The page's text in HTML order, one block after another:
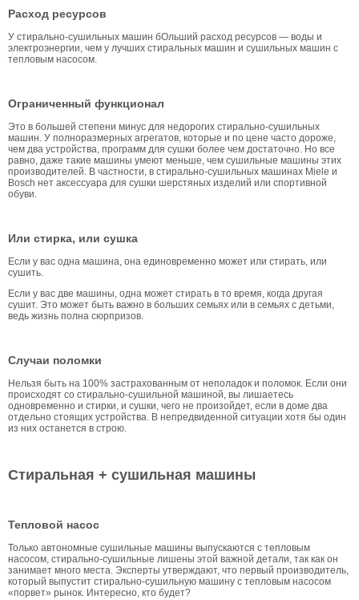
Расход ресурсов
У стирально-сушильных машин бОльший расход ресурсов — воды и
электроэнергии, чем у лучших стиральных машин и сушильных машин с
тепловым насосом.
Ограниченный функционал
Это в большей степени минуc для недорогих стирально-сушильных
машин. У полноразмерных агрегатов, которые и по цене часто дороже,
чем два устройства, программ для сушки более чем достаточно. Но все
равно, даже такие машины умеют меньше, чем сушильные машины этих
производителей. В частности, в стирально-сушильных машинах Miele и
Bosch нет аксессуара для сушки шерстяных изделий или спортивной
обуви.
Или стирка, или сушка
Если у вас одна машина, она единовременно может или стирать, или
сушить.
Если у вас две машины, одна может стирать в то время, когда другая
сушит. Это может быть важно в больших семьях или в семьях с детьми,
ведь жизнь полна сюрпризов.
Случаи поломки
Нельзя быть на 100% застрахованным от неполадок и поломок. Если они
происходят со стирально-сушильной машиной, вы лишаетесь
одновременно и стирки, и сушки, чего не произойдет, если в доме два
отдельно стоящих устройства. В непредвиденной ситуации хотя бы один
из них останется в строю.
Стиральная + сушильная машины
Тепловой насос
Только автономные сушильные машины выпускаются с тепловым
насосом, стирально-сушильные лишены этой важной детали, так как он
занимает много места. Эксперты утверждают, что первый производитель,
который выпустит стирально-сушильную машину с тепловым насосом
«порвет» рынок. Интересно, кто будет?